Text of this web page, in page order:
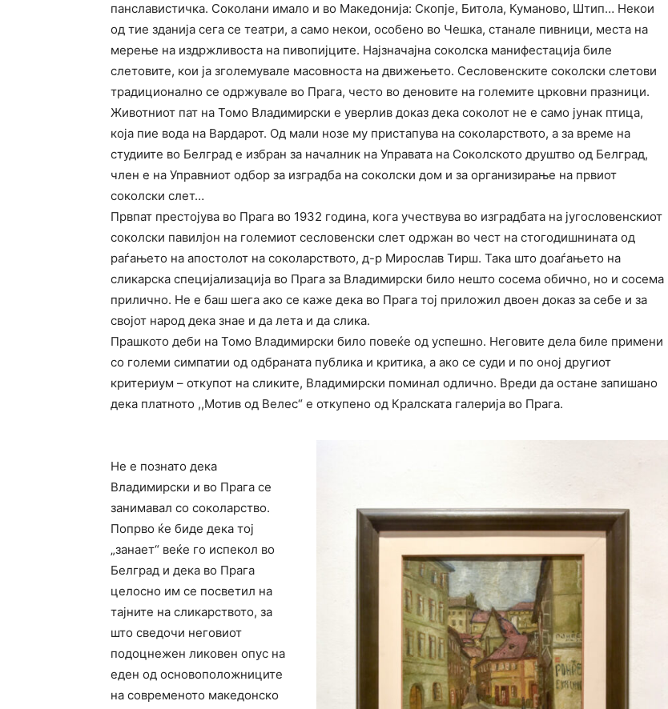
панславистичка. Соколани имало и во Македонија: Скопје, Битола, Куманово, Штип… Некои
од тие зданија сега се театри, а само некои, особено во Чешка, станале пивници, места на
мерење на издржливоста на пивопијците. Најзначајна соколска манифестација биле
слетовите, кои ја зголемувале масовноста на движењето. Сесловенските соколски слетови
традиционално се одржувале во Прага, често во деновите на големите црковни празници.
Животниот пат на Томо Владимирски е уверлив доказ дека соколот не е само јунак птица,
која пие вода на Вардарот. Од мали нозе му пристапува на соколарството, а за време на
студиите во Белград е избран за началник на Управата на Соколското друштво од Белград,
член е на Управниот одбор за изградба на соколски дом и за организирање на првиот
соколски слет…
Првпат престојува во Прага во 1932 година, кога учествува во изградбата на југословенскиот
соколски павилјон на големиот сесловенски слет одржан во чест на стогодишнината од
раѓањето на апостолот на соколарството, д-р Мирослав Тирш. Така што доаѓањето на
сликарска специјализација во Прага за Владимирски било нешто сосема обично, но и сосема
прилично. Не е баш шега ако се каже дека во Прага тој приложил двоен доказ за себе и за
својот народ дека знае и да лета и да слика.
Прашкото деби на Томо Владимирски било повеќе од успешно. Неговите дела биле примени
со големи симпатии од одбраната публика и критика, а ако се суди и по оној другиот
критериум – откупот на сликите, Владимирски поминал одлично. Вреди да остане запишано
дека платното ,,Мотив од Велес“ е откупено од Кралската галерија во Прага.
Не е познато дека
Владимирски и во Прага се
занимавал со соколарство.
Попрво ќе биде дека тој
„занает“ веќе го испекол во
Белград и дека во Прага
целосно им се посветил на
тајните на сликарството, за
што сведочи неговиот
подоцнежен ликовен опус на
еден од основоположниците
на современото македонско